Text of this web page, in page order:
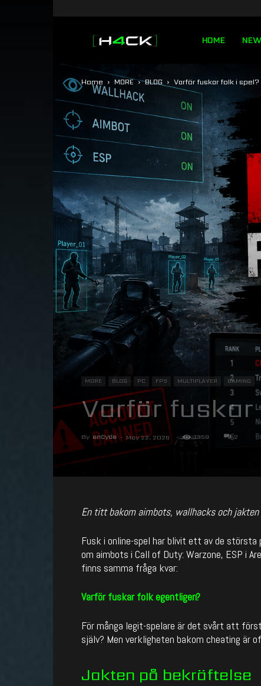
HOME
Home MORE BLOG Varför fuskar folk i spel?
MORE BLOG PC FPS MULTIPLAYER GAMING
Varför
By enCyde- May 22, 2026 1359 2
En titt bakom aimbots, wallhacks och jakten
Fusk i online-spel har blivit ett av de största
om aimbots i Call of Duty: Warzone, ESP i
finns samma fråga kvar:
Varför fuskar folk egentligen?
För många legit-spelare är det svårt att
själv? Men verkligheten bakom cheating är
Jakten på bekräftelse